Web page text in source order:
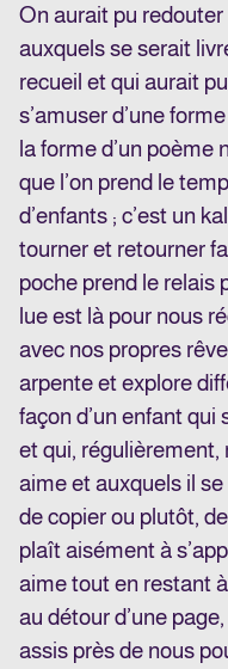
On aurait pu redouter
auxquels se serait
recueil et qui aurait
s’amuser d’une
la forme d’un poème
que l’on prend le
d’enfants ; c’est un
tourner et retourner
poche prend le relais
lue est là pour nous
avec nos propres
arpente et explore
façon d’un enfant qui
et qui, régulièrement,
aime et auxquels il se
de copier ou plutôt,
plaît aisément à
aime tout en restant
au détour d’une
assis près de nous